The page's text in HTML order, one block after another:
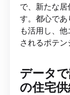
で、新たな
す。都心で
も活用し、
されるポテン
データ
の住宅